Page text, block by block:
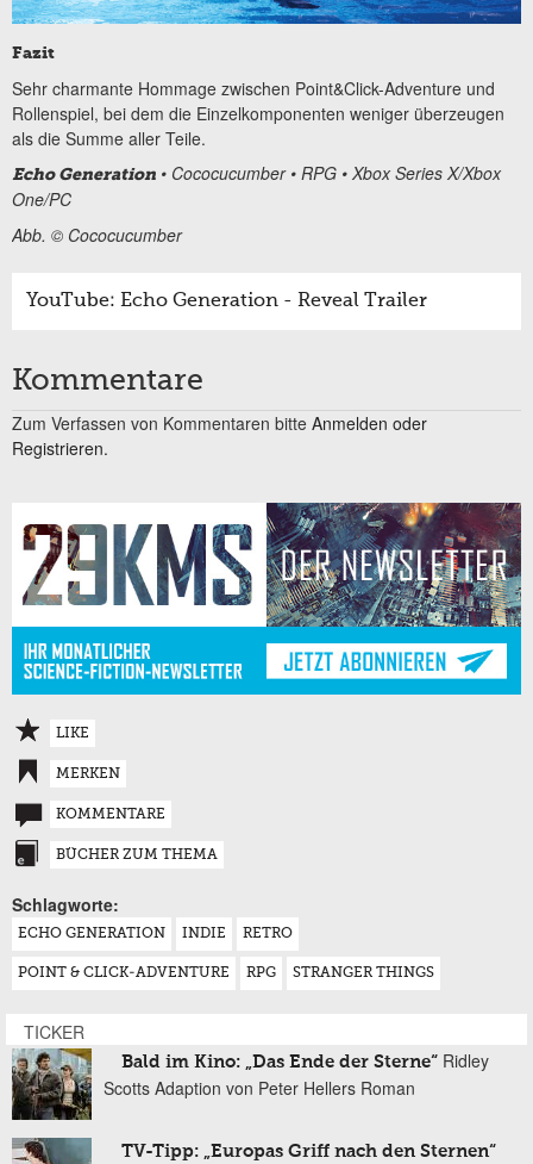
Fazit
Sehr charmante Hommage zwischen Point&Click-Adventure und
Rollenspiel, bei dem die Einzelkomponenten weniger überzeugen
als die Summe aller Teile.
Echo Generation • Cococucumber • RPG • Xbox Series X/Xbox
One/PC
Abb. © Cococucumber
YouTube: Echo Generation - Reveal Trailer
Kommentare
Zum Verfassen von Kommentaren bitte Anmelden oder
Registrieren.
LIKE
MERKEN
KOMMENTARE
BÜCHER ZUM THEMA
Schlagworte:
ECHO GENERATION INDIE RETRO
POINT & CLICK-ADVENTURE RPG STRANGER THINGS
TICKER
Bald im Kino: „Das Ende der Sterne“ Ridley
Scotts Adaption von Peter Hellers Roman
TV-Tipp: „Europas Griff nach den Sternen“